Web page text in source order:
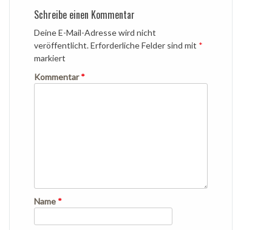
Schreibe einen Kommentar
Deine E-Mail-Adresse wird nicht
veröffentlicht.Erforderliche Felder sind mit *
markiert
Kommentar*
Name *